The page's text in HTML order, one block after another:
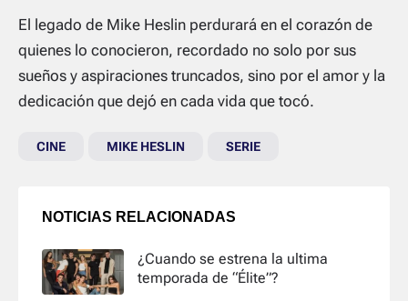
El legado de Mike Heslin perdurará en el corazón de
quienes lo conocieron, recordado no solo por sus
sueños y aspiraciones truncados, sino por el amor y la
dedicación que dejó en cada vida que tocó.
CINE MIKE HESLIN SERIE
NOTICIAS RELACIONADAS
¿Cuando se estrena la ultima
temporada de “Élite”?